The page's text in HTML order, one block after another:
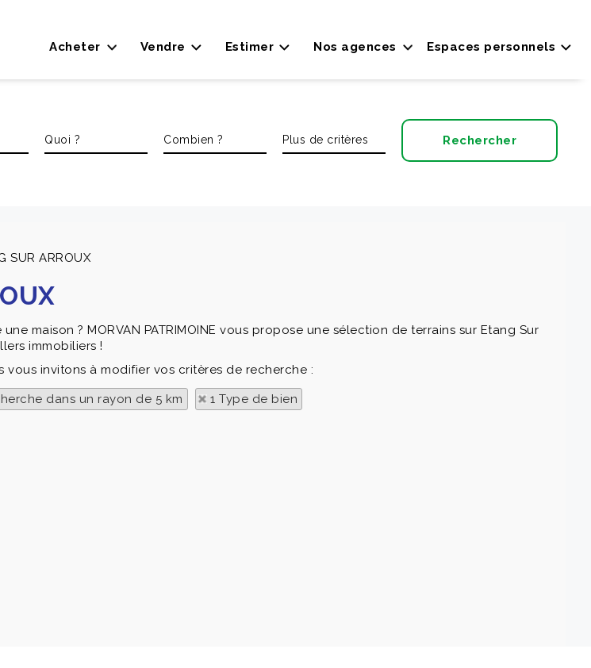
Espaces personnels
Acheter Vendre Estimer Nos agences
SUR ARROUX
maison ? MORVAN PATRIMOINE vous propose une sélection de terrains sur Etang Sur
immobiliers !
vous invitons à modifier vos critères de recherche :
dans un rayon de 5 km 1 Type de bien